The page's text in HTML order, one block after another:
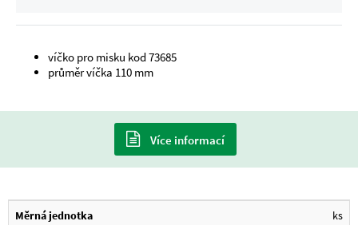
víčko pro misku kod 73685
průměr víčka 110 mm
Více informací
Měrná jednotka ks